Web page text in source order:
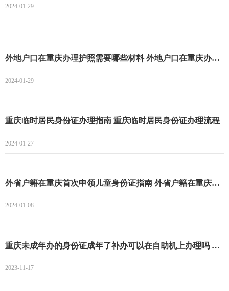
2024-01-29
外地户口在重庆办理护照需要哪些材料 外地户口在重庆办理护照指南
2024-01-29
重庆临时居民身份证办理指南 重庆临时居民身份证办理流程
2024-01-27
外省户籍在重庆首次申领儿童身份证指南 外省户籍在重庆首次申领儿童身份证条件+材料+流程
2024-01-08
重庆未成年办的身份证成年了补办可以在自助机上办理吗 重庆未成年办的身份证成年了补办能不能在自助机上办理
2023-11-17